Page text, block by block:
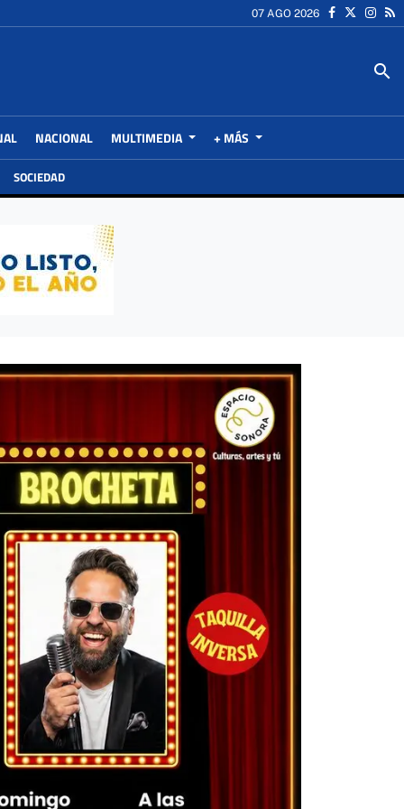
07 AGO 2026
search
NACIONAL MULTIMEDIA + MÁS
SOCIEDAD